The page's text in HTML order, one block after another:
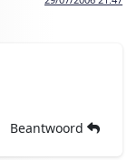
Beantwoord